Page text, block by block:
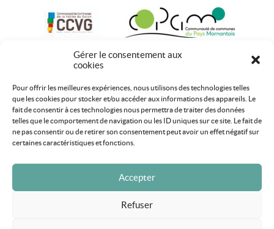
Gérer le consentement aux
cookies
Pour offrir les meilleures expériences, nous utilisons des technologies telles
que les cookies pour stocker et/ou accéder aux informations des appareils. Le
fait de consentir à ces technologies nous permettra de traiter des données
telles que le comportement de navigation ou les ID uniques sur ce site. Le fait de
ne pas consentir ou de retirer son consentement peut avoir un effet négatif sur
certaines caractéristiques et fonctions.
Accepter
Refuser